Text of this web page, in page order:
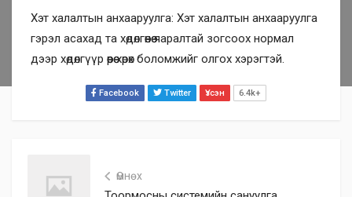
Хэт халалтын анхааруулга: Хэт халалтын анхааруулга
гэрэл асахад та хөдөлгөөнөө яаралтай зогсоох нормал
дээр хөдөлгүүр өөрөө хөрөх боломжийг олгох хэрэгтэй.
Facebook Twitter Үзсэн 6.4k+
Өмнөх